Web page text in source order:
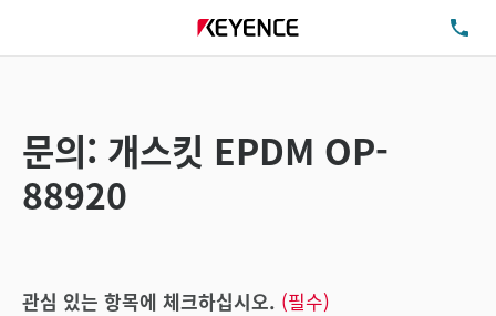
문의: 개스킷 EPDM OP-
88920
관심 있는 항목에 체크하십시오. (필수)